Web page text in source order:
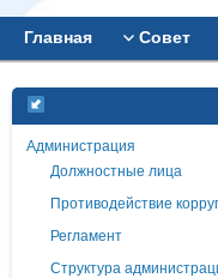
Главная Совет
Администрация
Должностные лица
Противодействие
Регламент
Структура